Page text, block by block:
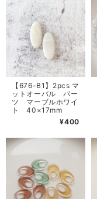
【676-B1】2pcs マ
ットオーバル パー
ツ マーブルホワイ
ト 40×17mm
¥400